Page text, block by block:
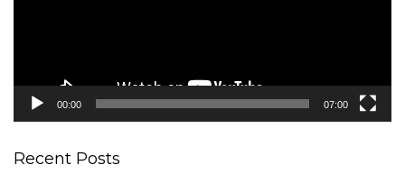
00:00 07:00
Recent Posts